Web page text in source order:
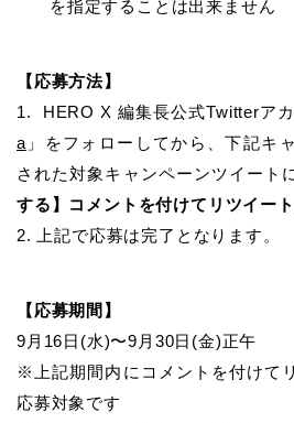
を指定することは出来ません
【応募方法】
1. HERO X 編集長公式Twitterア
a 」をフォローしてから、下記キ
された対象キャンペーンツイート
する】コメントを付けてリツイート
2. 上記で応募は完了となります。
【応募期間】
9月16日(水)〜9月30日(金)正午
※上記期間内にコメントを付けて
応募対象です